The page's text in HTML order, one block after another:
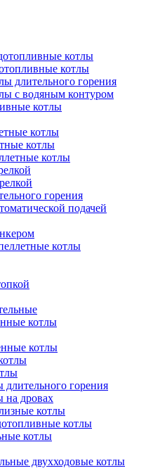
котлы
котлы
длительного горения
с водяным контуром
котлы
котлы
котлы
котлы
горения
подачей
котлы
котлы
котлы
горения
дровах
котлы
котлы
котлы
двухходовые котлы